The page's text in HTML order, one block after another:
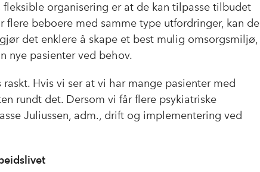
organisering er at de kan tilpasse tilbudet
flere beboere med samme type utfordringer, kan de
det enklere å skape et best mulig omsorgsmiljø,
nye pasienter ved behov.
Hvis vi ser at vi har mange pasienter med
rundt det. Dersom vi får flere psykiatriske
Juliussen, adm., drift og implementering ved